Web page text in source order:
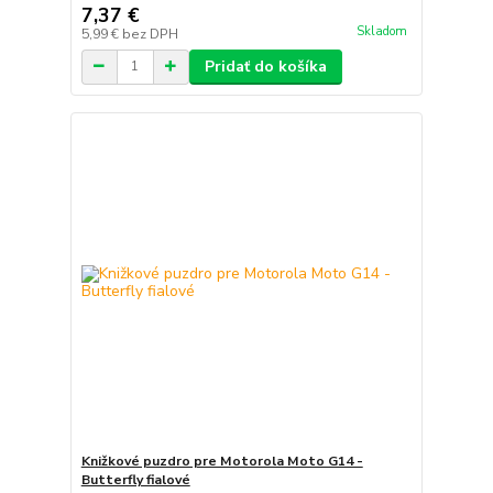
7,37 €
5,99 € bez DPH Skladom
Pridať do košíka
Knižkové puzdro pre Motorola Moto G14 -
Butterfly fialové